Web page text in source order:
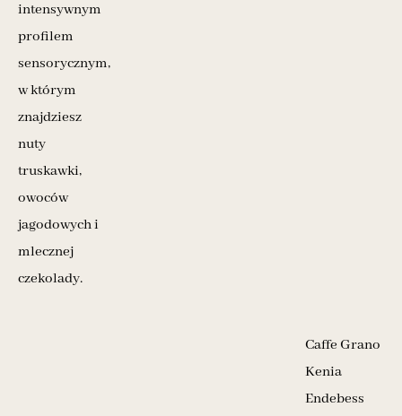
intensywnym
profilem
sensorycznym,
w którym
znajdziesz
nuty
truskawki,
owoców
jagodowych i
mlecznej
czekolady.
Caffe Grano
Kenia
Endebess